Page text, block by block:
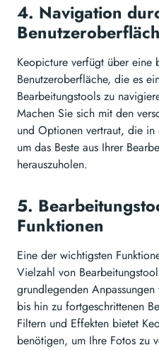
4. Navigation
Keopicture verfügt über eine
Benutzeroberfläche, die es
Bearbeitungstools zu
Machen Sie sich mit den
und Optionen vertraut, die
um das Beste aus Ihrer
herauszuholen.
5.
Funktionen
Eine der wichtigsten
Vielzahl von
grundlegenden
bis hin zu fortgeschrittenen
Filtern und Effekten bietet
benötigen, um Ihre Fotos zu